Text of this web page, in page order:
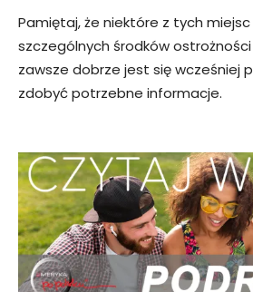
Pamiętaj, że niektóre z tych
szczególnych środków
zawsze dobrze jest się wcześniej
zdobyć potrzebne informacje.